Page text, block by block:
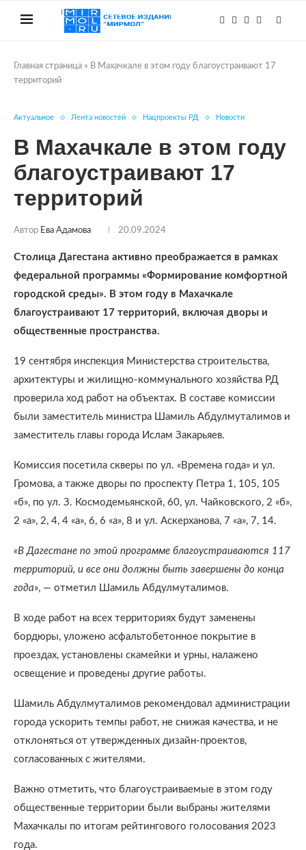
Главная страница » В Махачкале в этом году благоустраивают 17
территорий
Актуальное Лента новостей Нацпроекты РД Новости
В Махачкале в этом году
благоустраивают 17
территорий
Автор Ева Адамова 20.09.2024
Столица Дагестана активно преображается в рамках
федеральной программы «Формирование комфортной
городской среды». В этом году в Махачкале
благоустраивают 17 территорий, включая дворы и
общественные пространства.
19 сентября инспекция Министерства строительства,
архитектуры и жилищно-коммунального хозяйства РД
проверила ход работ на объектах. В составе комиссии
были заместитель министра Шамиль Абдулмуталимов и
заместитель главы города Ислам Закарьяев.
Комиссия посетила скверы по ул. «Времена года» и ул.
Громова, а также дворы по проспекту Петра 1, 105, 105
«б», по ул. З. Космодемьянской, 60, ул. Чайковского, 2 «б»,
2 «а», 2, 4, 4 «а», 6, 6 «а», 8 и ул. Аскерханова, 7 «а», 7, 14.
«В Дагестане по этой программе благоустраиваются 117
территорий, и все они должны быть завершены до конца
года», — отметил Шамиль Абдулмуталимов.
В ходе работ на всех территориях будут заменены
бордюры, уложено асфальтобетонное покрытие в
проездах, установлены скамейки и урны, налажено
освещение и проведены другие работы.
Шамиль Абдулмуталимов рекомендовал администрации
города ускорить темпы работ, не снижая качества, и не
отклоняться от утвержденных дизайн-проектов,
согласованных с жителями.
Важно отметить, что благоустраиваемые в этом году
общественные территории были выбраны жителями
Махачкалы по итогам рейтингового голосования 2023
года.